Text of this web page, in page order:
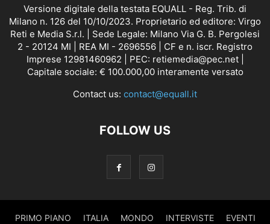
Versione digitale della testata EQUALL - Reg. Trib. di
Milano n. 126 del 10/10/2023. Proprietario ed editore: Virgo
Reti e Media S.r.l. | Sede Legale: Milano Via G. B. Pergolesi
2 - 20124 MI | REA MI - 2696556 | CF e n. iscr. Registro
Imprese 12981460962 | PEC: retiemedia@pec.net |
Capitale sociale: € 100.000,00 interamente versato
Contact us: contact@equall.it
FOLLOW US
PRIMO PIANO ITALIA MONDO INTERVISTE EVENTI